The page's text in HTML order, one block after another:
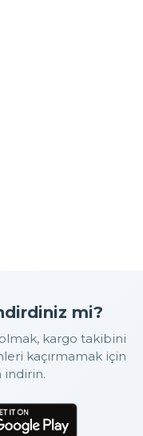
mi?
kargo takibini
kaçırmamak için
indirin.